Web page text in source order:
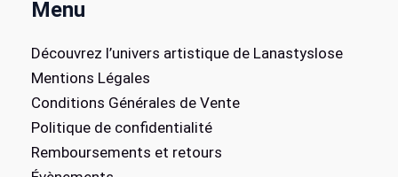
Menu
Découvrez l’univers artistique de Lanastyslose
Mentions Légales
Conditions Générales de Vente
Politique de confidentialité
Remboursements et retours